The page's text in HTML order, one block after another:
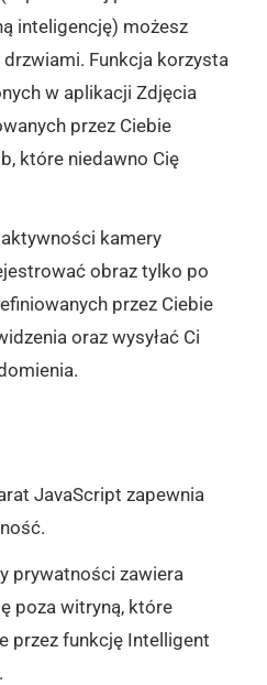
inteligencję) możesz
Funkcja korzysta
w aplikacji Zdjęcia
przez Ciebie
które niedawno Cię
kamery
obraz tylko po
przez Ciebie
oraz wysyłać Ci
JavaScript zapewnia
prywatności zawiera
poza witryną, które
przez funkcję Intelligent